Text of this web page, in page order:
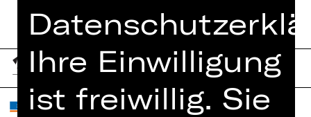
Ihre Einwilligung
ist freiwillig. Sie